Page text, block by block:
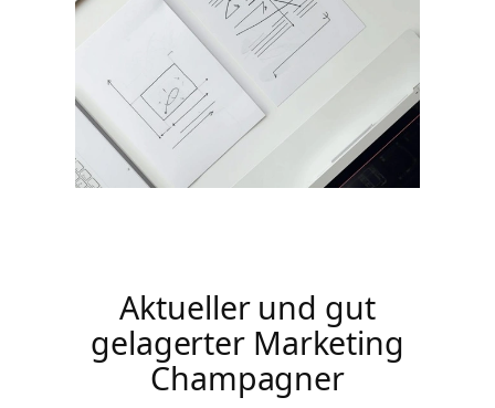
Aktueller und gut
gelagerter Marketing
Champagner